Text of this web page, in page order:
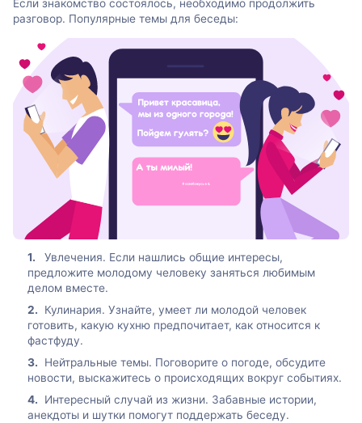
Если знакомство состоялось, необходимо продолжить
разговор. Популярные темы для беседы:
Увлечения. Если нашлись общие интересы,
предложите молодому человеку заняться любимым
делом вместе.
Кулинария. Узнайте, умеет ли молодой человек
готовить, какую кухню предпочитает, как относится к
фастфуду.
Нейтральные темы. Поговорите о погоде, обсудите
новости, выскажитесь о происходящих вокруг событиях.
Интересный случай из жизни. Забавные истории,
анекдоты и шутки помогут поддержать беседу.